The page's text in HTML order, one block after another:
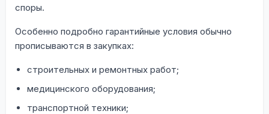
споры.
Особенно подробно гарантийные условия обычно
прописываются в закупках:
строительных и ремонтных работ;
медицинского оборудования;
транспортной техники;